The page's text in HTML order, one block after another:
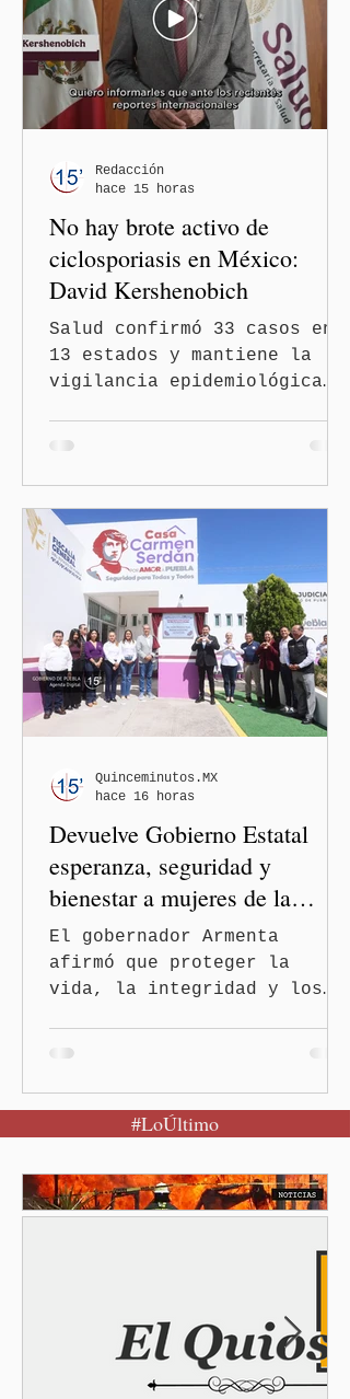
contra las personas adultas
mayores no pueden
justificarse como una
simple opinión o una broma.
No hay brote activo de
ciclosporiasis en México:
David Kershenobich
Salud confirmó 33 casos en
13 estados y mantiene la
vigilancia epidemiológica
Kershenobich Stalnikowitz,
aseguró que en México no
existe un brote activo de
ciclosporiasis, luego de
los recientes reportes de
casos en Estados Unidos y
de viajeros del Reino Unido
que visitaron territorio
mexicano. A través de un
mensaje difundido en redes
informó que la Secretaría
de Salud activó de mane
Redacción
hace 15 horas
Devuelve Gobierno Estatal
esperanza, seguridad y
bienestar a mujeres de la
periferia urbana
El gobernador Armenta
afirmó que proteger la
vida, la integridad y los
Puebla, Pue.-Cuando una
mujer encuentra un lugar
también recupera la
esperanza de vivir sin
Igualdad, Bienestar, Redes,
Emancipación) número 62 y
la Casa Carmen Serdán
Quinceminutos.MX
hace 16 horas
#LoÚltimo